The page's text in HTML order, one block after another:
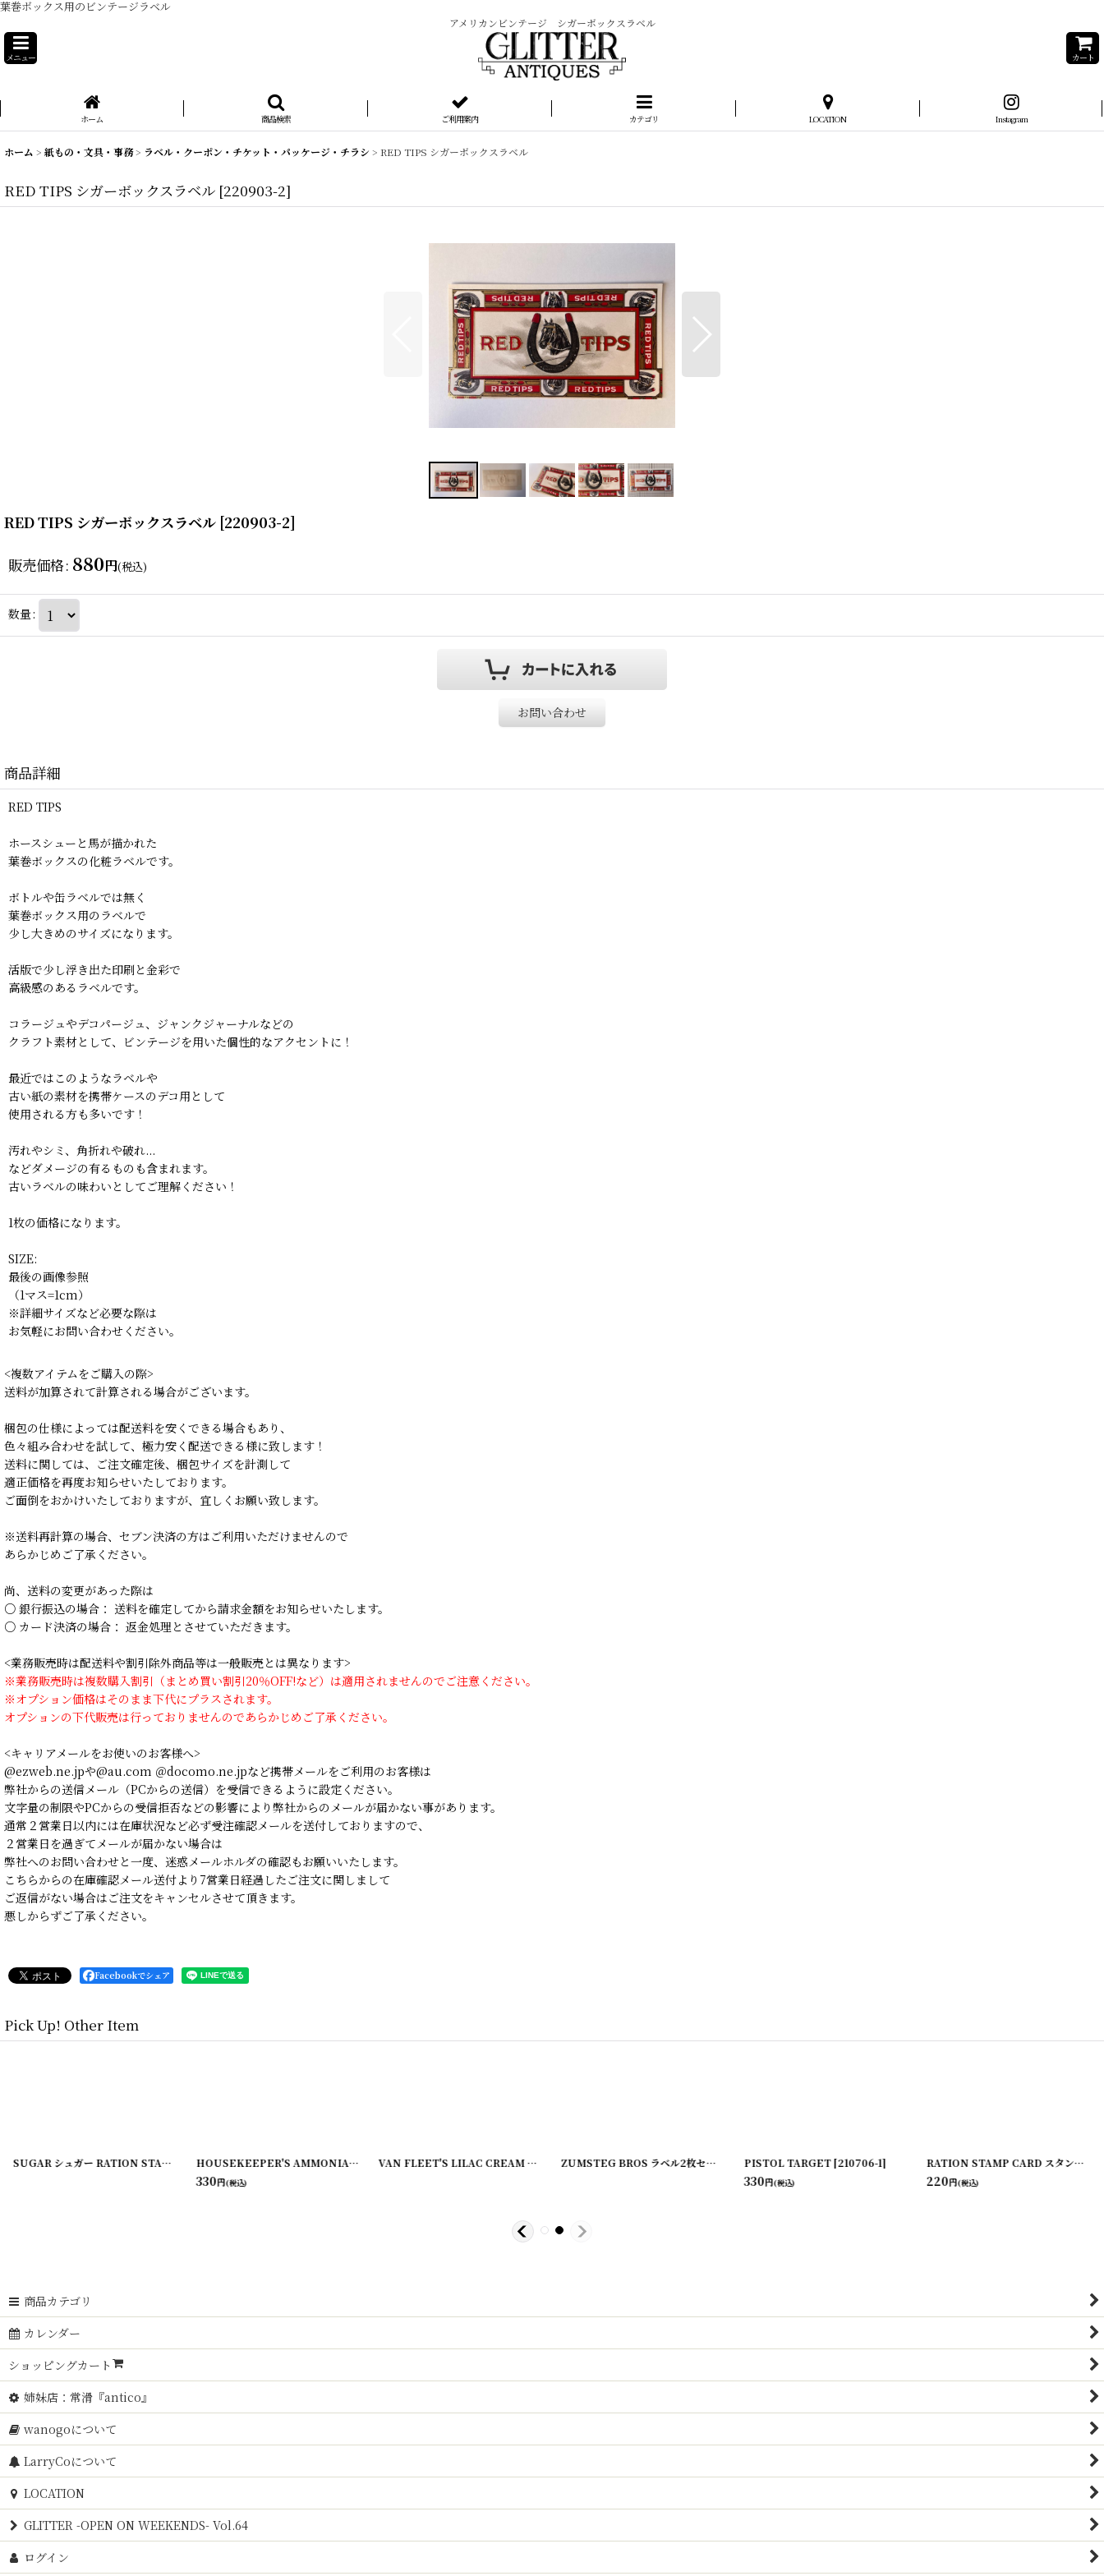
葉巻ボックス用のビンテージラベル
アメリカンビンテージ シガーボックスラベル
メニュー カート
ホーム 商品検索 ご利用案内 カテゴリ LOCATION Instagram
ホーム > 紙もの・文具・事務> ラベル・クーポン・チケット・パッケージ・チラシ > RED TIPS シガーボックスラベル
RED TIPS シガーボックスラベル [220903-2]
RED TIPS シガーボックスラベル [220903-2]
販売価格: 880円(税込)
数量:
お問い合わせ
商品詳細
RED TIPS
ホースシューと馬が描かれた
葉巻ボックスの化粧ラベルです。
ボトルや缶ラベルでは無く
葉巻ボックス用のラベルで
少し大きめのサイズになります。
活版で少し浮き出た印刷と金彩で
高級感のあるラベルです。
コラージュやデコパージュ、ジャンクジャーナルなどの
クラフト素材として、ビンテージを用いた個性的なアクセントに！
最近ではこのようなラベルや
古い紙の素材を携帯ケースのデコ用として
使用される方も多いです！
汚れやシミ、角折れや破れ...
などダメージの有るものも含まれます。
古いラベルの味わいとしてご理解ください！
1枚の価格になります。
SIZE:
最後の画像参照
（1マス=1cm）
※詳細サイズなど必要な際は
お気軽にお問い合わせください。
<複数アイテムをご購入の際>
送料が加算されて計算される場合がございます。
梱包の仕様によっては配送料を安くできる場合もあり、
色々組み合わせを試して、極力安く配送できる様に致します！
送料に関しては、ご注文確定後、梱包サイズを計測して
適正価格を再度お知らせいたしております。
ご面倒をおかけいたしておりますが、宜しくお願い致します。
※送料再計算の場合、セブン決済の方はご利用いただけませんので
あらかじめご了承ください。
尚、送料の変更があった際は
○ 銀行振込の場合： 送料を確定してから請求金額をお知らせいたします。
○ カード決済の場合： 返金処理とさせていただきます。
<業務販売時は配送料や割引除外商品等は一般販売とは異なります>
※業務販売時は複数購入割引（まとめ買い割引20％OFF!など）は適用されませんのでご注意ください。
※オプション価格はそのまま下代にプラスされます。
オプションの下代販売は行っておりませんのであらかじめご了承ください。
<キャリアメールをお使いのお客様へ>
@ezweb.ne.jpや@au.com ＠docomo.ne.jpなど携帯メールをご利用のお客様は
弊社からの送信メール（PCからの送信）を受信できるように設定ください。
文字量の制限やPCからの受信拒否などの影響により弊社からのメールが届かない事があります。
通常２営業日以内には在庫状況など必ず受注確認メールを送付しておりますので、
２営業日を過ぎてメールが届かない場合は
弊社へのお問い合わせと一度、迷惑メールホルダの確認もお願いいたします。
こちらからの在庫確認メール送付より7営業日経過したご注文に関しまして
ご返信がない場合はご注文をキャンセルさせて頂きます。
悪しからずご了承ください。
Facebookでシェア
Pick Up! Other Item
[220107-1] SUGAR シュガー RATION STAMP CARD スタンプシート [210706-2] HOUSEKEEPER'S AMMONIA ラベル2枚セット [220107-2]
330円(税込)
VAN FLEET'S LILAC CREAM ラベル2枚セット [220107-3] ZUMSTEG BROS ラベル2枚セット 220107-4]
PISTOL TARGET [210706-1]
330円(税込)
RATION STAMP CARD スタンプシート
220円(税込)
商品カテゴリ
カレンダー
ショッピングカート
姉妹店：常滑『antico』
wanogoについて
LarryCoについて
LOCATION
GLITTER -OPEN ON WEEKENDS- Vol.64
ログイン